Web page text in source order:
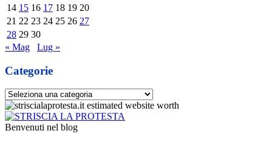
14 15 16 17 18 19 20
21 22 23 24 25 26 27
28 29 30
« Mag
Lug »
Categorie
Categorie
Benvenuti nel blog